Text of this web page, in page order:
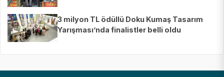
3 milyon TL ödüllü Doku Kumaş Tasarım
Yarışması’nda finalistler belli oldu